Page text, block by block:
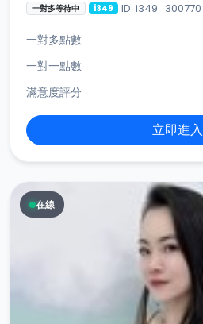
一對多等待中 i349 ID: i349_300770
一對多點數
一對一點數
滿意度評分
立即進入
在線